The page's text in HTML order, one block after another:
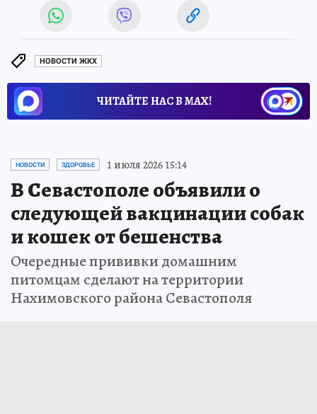
НОВОСТИ ЖКХ
ЧИТАЙТЕ НАС В МАХ!
НОВОСТИ ЗДОРОВЬЕ 1 июля 2026 15:14
В Севастополе объявили о
следующей вакцинации собак
и кошек от бешенства
Очередные прививки домашним
питомцам сделают на территории
Нахимовского района Севастополя